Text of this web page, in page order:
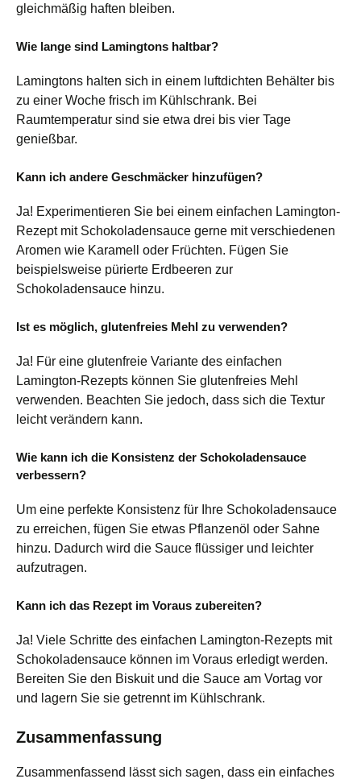
gleichmäßig haften bleiben.
Wie lange sind Lamingtons haltbar?
Lamingtons halten sich in einem luftdichten Behälter bis
zu einer Woche frisch im Kühlschrank. Bei
Raumtemperatur sind sie etwa drei bis vier Tage
genießbar.
Kann ich andere Geschmäcker hinzufügen?
Ja! Experimentieren Sie bei einem einfachen Lamington-
Rezept mit Schokoladensauce gerne mit verschiedenen
Aromen wie Karamell oder Früchten. Fügen Sie
beispielsweise pürierte Erdbeeren zur
Schokoladensauce hinzu.
Ist es möglich, glutenfreies Mehl zu verwenden?
Ja! Für eine glutenfreie Variante des einfachen
Lamington-Rezepts können Sie glutenfreies Mehl
verwenden. Beachten Sie jedoch, dass sich die Textur
leicht verändern kann.
Wie kann ich die Konsistenz der Schokoladensauce
verbessern?
Um eine perfekte Konsistenz für Ihre Schokoladensauce
zu erreichen, fügen Sie etwas Pflanzenöl oder Sahne
hinzu. Dadurch wird die Sauce flüssiger und leichter
aufzutragen.
Kann ich das Rezept im Voraus zubereiten?
Ja! Viele Schritte des einfachen Lamington-Rezepts mit
Schokoladensauce können im Voraus erledigt werden.
Bereiten Sie den Biskuit und die Sauce am Vortag vor
und lagern Sie sie getrennt im Kühlschrank.
Zusammenfassung
Zusammenfassend lässt sich sagen, dass ein einfaches